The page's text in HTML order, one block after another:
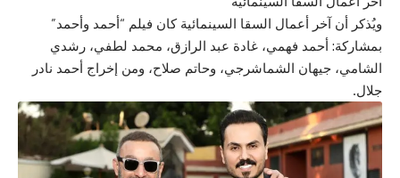
ويُذكر أن آخر أعمال السقا السينمائية كان فيلم “أحمد وأحمد”
بمشاركة: أحمد فهمي، غادة عبد الرازق، محمد لطفي، رشدي
الشامي، جيهان الشماشرجي، وحاتم صلاح، ومن إخراج أحمد نادر
جلال.